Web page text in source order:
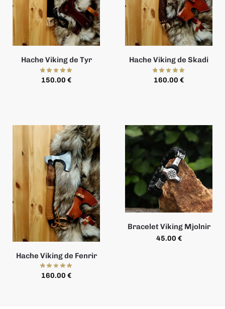
Hache Viking de Tyr
150.00 €
Hache Viking de Skadi
160.00 €
Hache Viking de Fenrir
160.00 €
Bracelet Viking Mjolnir
45.00 €